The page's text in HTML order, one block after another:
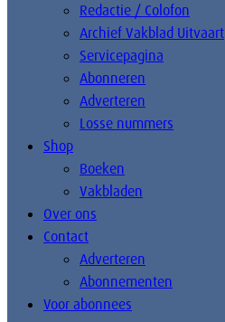
Redactie / Colofon
Archief Vakblad Uitvaart
Servicepagina
Abonneren
Adverteren
Losse nummers
Shop
Boeken
Vakbladen
Over ons
Contact
Adverteren
Abonnementen
Voor abonnees